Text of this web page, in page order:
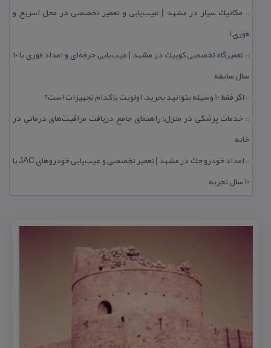
:: مكانیك سیار در مشهد | عیب‌یابی و تعمیر تخصصی در محل (سریع و
فوری)
::
تعمیرگاه تخصصی كوییك در مشهد | عیب‌یابی حرفه‌ای و امداد فوری با ۱۰
سال سابقه
:: اگر فقط 10 وسیله بتوانید بخرید، اولویت با كدام تجهیزات است؟
:: خدمات پزشكی در منزل؛ راهنمای جامع دریافت مراقبت‌های درمانی در
خانه
::
امداد خودرو جك در مشهد | تعمیر تخصصی و عیب‌یابی خودروهای JAC با
۱۰ سال تجربه